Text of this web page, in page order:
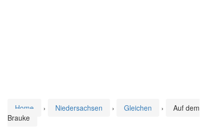
Home › Niedersachsen › Gleichen ›
Auf dem
Brauke